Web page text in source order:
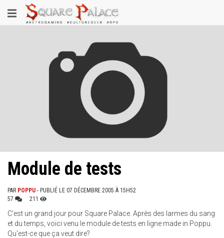
au
contenu
Toggle
navigation
Module de tests
PAR POPPU - PUBLIÉ LE 07 DÉCEMBRE 2005 À 15H52
57
211
C'est un grand jour pour Square Palace. Après des larmes du sang
et du temps, voici venu le module de tests en ligne made in Poppu.
Qu'est-ce que ça veut dire?